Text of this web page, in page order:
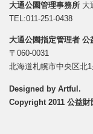
大通公園管理事務所 大
TEL:011-251-0438
大通公園指定管理者 公
〒060-0031
北海道札幌市中央区北
Designed by Artful .
Copyright 2011 公益